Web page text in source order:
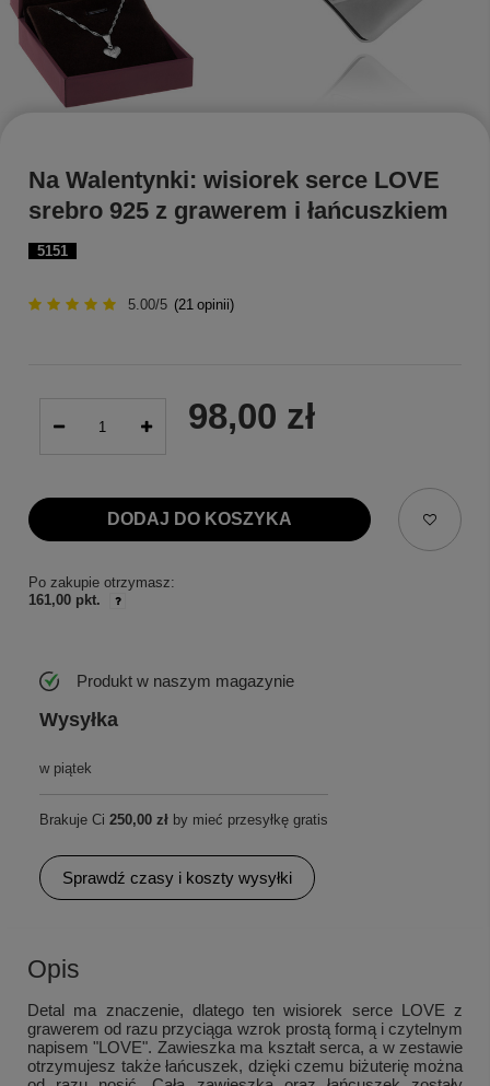
5151
Na Walentynki: wisiorek serce LOVE
srebro 925 z grawerem i łańcuszkiem
5.00/5 (21 opinii)
98,00 zł
DODAJ DO KOSZYKA
Po zakupie otrzymasz:
161,00 pkt.
Produkt w naszym magazynie
Wysyłka
w piątek
Brakuje Ci 250,00 zł by mieć przesyłkę gratis
Sprawdź czasy i koszty wysyłki
Opis
Detal ma znaczenie, dlatego ten wisiorek serce LOVE z
grawerem od razu przyciąga wzrok prostą formą i czytelnym
napisem "LOVE". Zawieszka ma kształt serca, a w zestawie
otrzymujesz także łańcuszek, dzięki czemu biżuterię można